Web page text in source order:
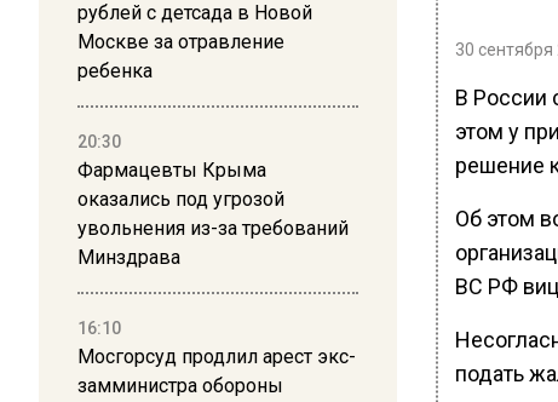
рублей с детсада в Новой
Москве за отравление
ребенка
20:30
Фармацевты Крыма
оказались под угрозой
увольнения из-за требований
Минздрава
16:10
Мосгорсуд продлил арест экс-
замминистра обороны
30 сентября
В России
этом у
решение
Об этом
ВС РФ
подать